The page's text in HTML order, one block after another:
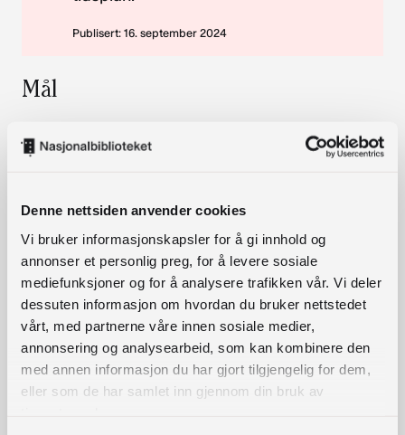
Denne nettsiden anvender cookies
Vi bruker informasjonskapsler for å gi innhold og
annonser et personlig preg, for å levere sosiale
mediefunksjoner og for å analysere trafikken vår. Vi deler
dessuten informasjon om hvordan du bruker nettstedet
vårt, med partnerne våre innen sosiale medier,
annonsering og analysearbeid, som kan kombinere den
med annen informasjon du har gjort tilgjengelig for dem,
eller som de har samlet inn gjennom din bruk av
Publisert: 16. september 2024
Mål
Vi er i sluttfasen av gjennomføring av
formidlingsprosjektet LESE-I-LAG – Shared
Nasjonalbiblioteket. Vi ynskjer å nå ut til fleire
ulike grupper. Vi vil tilby Shared Reading – og
andre former for litteraturformidling. Vi vil nå
lenger ut!
Beskrivelse
Kvifor?
1) Sjølv med stor variasjon i gjennomføringa av